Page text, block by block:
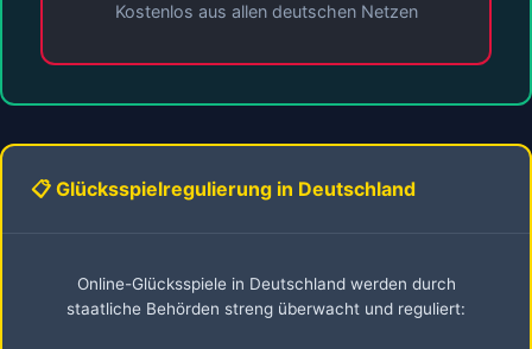
Kostenlos aus allen deutschen Netzen
📋 Glücksspielregulierung in Deutschland
Online-Glücksspiele in Deutschland werden durch
staatliche Behörden streng überwacht und reguliert: